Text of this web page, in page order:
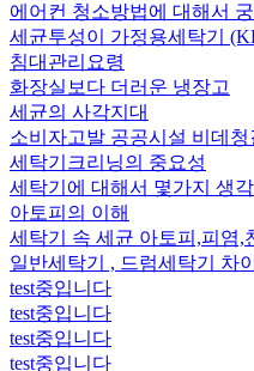
에어컨 청소방법에 대해서
세균투성이 가정용세탁기
침대관리요령
화장실보다 더러운 냉장고
세균의 사각지대
소비자고발 공공시설 비데
세탁기크리닝의 중요성
세탁기에 대해서 몇가지 생각
아토피의 이해
세탁기 속 세균 아토피,피염
일반세탁기 , 드럼세탁기 차
test중입니다
test중입니다
test중입니다
test중입니다